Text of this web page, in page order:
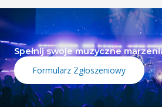
Spełnij swoje muzyczne
Formularz Zgłoszeniowy